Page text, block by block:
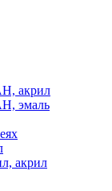
акрил
эмаль
акрил